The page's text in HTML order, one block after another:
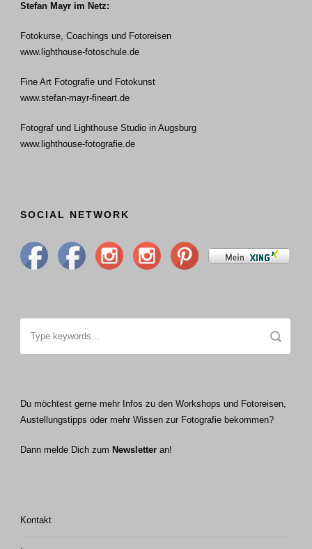
Stefan Mayr im Netz:
Fotokurse, Coachings und Fotoreisen
www.lighthouse-fotoschule.de
Fine Art Fotografie und Fotokunst
www.stefan-mayr-fineart.de
Fotograf und Lighthouse Studio in Augsburg
www.lighthouse-fotografie.de
SOCIAL NETWORK
Du möchtest gerne mehr Infos zu den Workshops und Fotoreisen,
Austellungstipps oder mehr Wissen zur Fotografie bekommen?
Dann melde Dich zum Newsletter an!
Kontakt